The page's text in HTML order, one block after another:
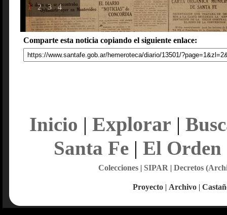
1 2 3 4
Comparte esta noticia copiando el siguiente enlace:
Inicio | Explorar |
Santa Fe| El Orden
Colecciones| SIPAR | Decretos
Proyecto | Archivo |